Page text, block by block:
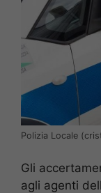
Polizia Locale
Gli
agli agenti